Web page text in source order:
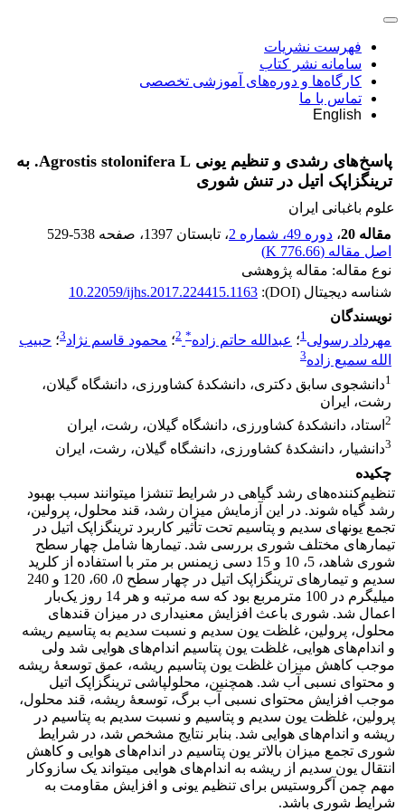
فهرست نشریات
سامانه نشر کتاب
کارگاه‌ها و دوره‌های آموزشی تخصصی
تماس با ما
English
پاسخ‌های رشدی و تنظیم یونی Agrostis stolonifera L. به
ترینگزاپک اتیل در تنش شوری
علوم باغبانی ایران
مقاله 20
، دوره 49، شماره 2 ، تابستان 1397 ، صفحه 529-538
اصل مقاله (776.66 K
)
نوع مقاله: مقاله پژوهشی
شناسه دیجیتال (DOI):
10.22059/ijhs.2017.224415.1163
نویسندگان
مهرداد رسولی1؛ عبدالله حاتم زاده*
2؛ محمود قاسم نژاد3؛ حبیب
الله سمیع زاده3
1دانشجوی سابق دکتری، دانشکدۀ کشاورزی، دانشگاه گیلان،
رشت، ایران
2 استاد، دانشکدۀ کشاورزی، دانشگاه گیلان، رشت، ایران
3دانشیار، دانشکدۀ کشاورزی، دانشگاه گیلان، رشت، ایران
چکیده
تنظیم‌کننده‌های رشد گیاهی در شرایط تنش­زا می­توانند سبب بهبود
رشد گیاه شوند. در این آزمایش میزان رشد، قند محلول، پرولین،
تجمع یون­های سدیم و پتاسیم تحت تأثیر کاربرد ترینگزاپک اتیل در
تیمارهای مختلف شوری بررسی شد. تیمارها شامل چهار سطح
شوری شاهد، 5، 10 و 15 دسی زیمنس بر متر با استفاده از کلرید
سدیم و تیمارهای ترینگزاپک اتیل در چهار سطح 0، 60، 120 و 240
میلی­گرم در 100 مترمربع بود که سه مرتبه و هر 14 روز یک‌بار
اعمال شد. شوری باعث افزایش معنی­داری در میزان قندهای
محلول، پرولین، غلظت یون سدیم و نسبت سدیم به پتاسیم ریشه
و اندام‌های هوایی، غلظت یون پتاسیم اندام‌های هوایی شد ولی
موجب کاهش میزان غلظت یون پتاسیم ریشه، عمق توسعۀ ریشه
و محتوای نسبی آب شد. همچنین، محلول­پاشی ترینگزاپک اتیل
موجب افزایش محتوای نسبی آب برگ، توسعۀ ریشه، قند محلول،
پرولین، غلظت یون سدیم و پتاسیم و نسبت سدیم به پتاسیم در
ریشه و اندام‌های هوایی شد. بنابر نتایج مشخص شد، در شرایط
شوری تجمع میزان بالاتر یون پتاسیم در اندام‌های هوایی و کاهش
انتقال یون سدیم از ریشه به اندام‌های هوایی می­تواند یک سازوکار
مهم چمن آگروستیس برای تنظیم یونی و افزایش مقاومت به
شرایط شوری باشد.